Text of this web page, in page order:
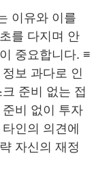
이유와 이를
를 다지며 안
중요합니다. ≡
보 과다로 인
준비 없는 접
비 없이 투자
인의 의견에
자신의 재정